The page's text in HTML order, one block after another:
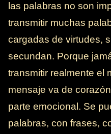
las palabras no son
transmitir muchas
cargadas de virtudes,
secundan. Porque
transmitir realmente el
mensaje va de
parte emocional. Se
palabras, con frases,